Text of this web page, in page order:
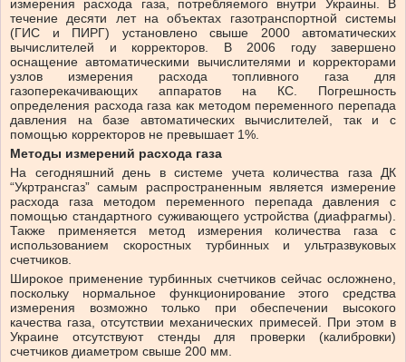
измерения расхода газа, потребляемого внутри Украины. В
течение десяти лет на объектах газотранспортной системы
(ГИС и ПИРГ) установлено свыше 2000 автоматических
вычислителей и корректоров. В 2006 году завершено
оснащение автоматическими вычислителями и корректорами
узлов измерения расхода топливного газа для
газоперекачивающих аппаратов на КС. Погрешность
определения расхода газа как методом переменного перепада
давления на базе автоматических вычислителей, так и с
помощью корректоров не превышает 1%.
Методы измерений расхода газа
На сегодняшний день в системе учета количества газа ДК
“Укртрансгаз” самым распространенным является измерение
расхода газа методом переменного перепада давления с
помощью стандартного суживающего устройства (диафрагмы).
Также применяется метод измерения количества газа с
использованием скоростных турбинных и ультразвуковых
счетчиков.
Широкое применение турбинных счетчиков сейчас осложнено,
поскольку нормальное функционирование этого средства
измерения возможно только при обеспечении высокого
качества газа, отсутствии механических примесей. При этом в
Украине отсутствуют стенды для проверки (калибровки)
счетчиков диаметром свыше 200 мм.